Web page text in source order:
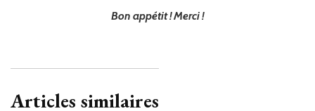
Bon appétit ! Merci !
Articles similaires